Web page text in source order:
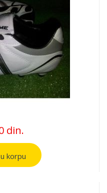
din.
korpu